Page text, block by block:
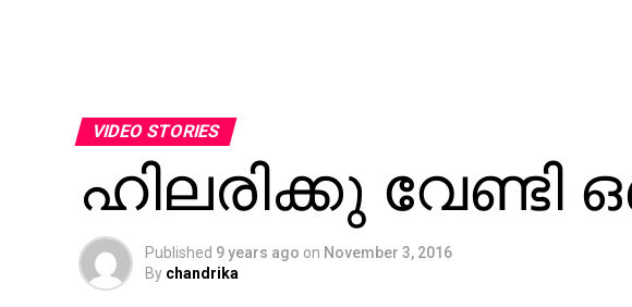
VIDEO STORIES
ഹിലരിക്കു വേണ്ടി
Published 9 years ago on November 3, 2016
By chandrika